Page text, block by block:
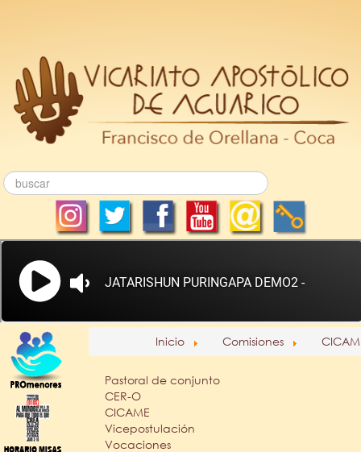
Inicio Comisiones
Pastoral de conjunto
CER-O
CICAME
Vicepostulación
Vocaciones